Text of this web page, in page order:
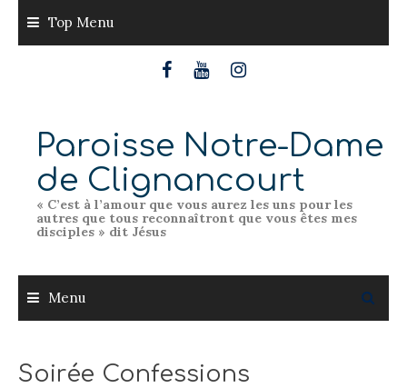
content
Top Menu
Paroisse Notre-Dame
de Clignancourt
« C’est à l’amour que vous aurez les uns pour les
autres que tous reconnaîtront que vous êtes mes
disciples » dit Jésus
Menu
Soirée Confessions